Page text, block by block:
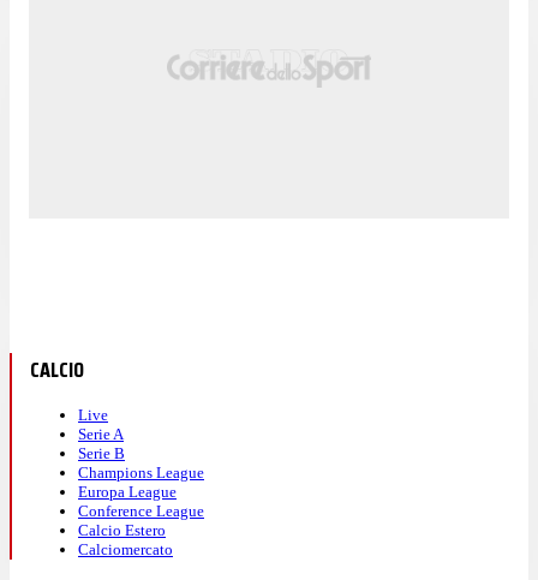
CALCIO
Live
Serie A
Serie B
Champions League
Europa League
Conference League
Calcio Estero
Calciomercato